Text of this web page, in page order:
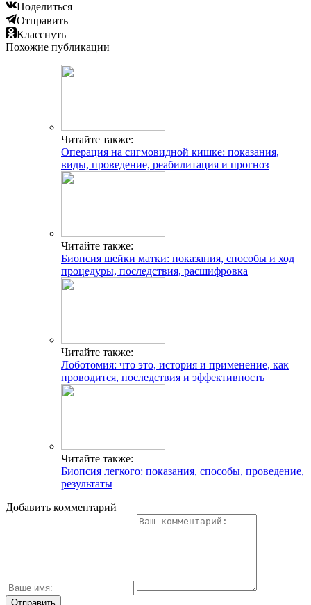
Поделиться
Отправить
Класснуть
Похожие публикации
Читайте также:
Операция на сигмовидной кишке: показания,
виды, проведение, реабилитация и прогноз
Читайте также:
Биопсия шейки матки: показания, способы и ход
процедуры, последствия, расшифровка
Читайте также:
Лоботомия: что это, история и применение, как
проводится, последствия и эффективность
Читайте также:
Биопсия легкого: показания, способы, проведение,
результаты
Добавить комментарий